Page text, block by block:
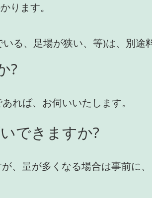
ります。
る、足場が狭い、等)は、別途
?
れば、お伺いいたします。
できますか?
、量が多くなる場合は事前に